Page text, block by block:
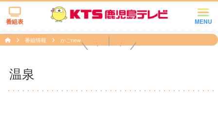
MENU
番組表
番組情報 かごnew
温泉